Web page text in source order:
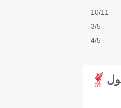
10/11
3/5
4/5